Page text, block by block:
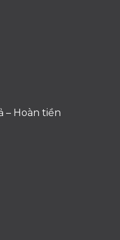
– Hoàn tiền